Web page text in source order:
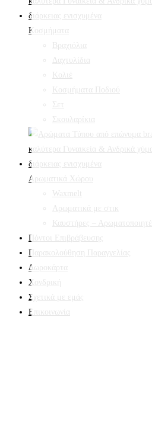
Κοσμήματα
Βραχιόλια
Δαχτυλίδια
Κολιέ
Κοσμήματα Ποδιού
Σετ
Σκουλαρίκια
Αρωματικά Χώρου
Waxmelt
Αρωματικά με στικ
Καυστήρες – Αρωματοποιητές
Πόντοι Επιβράβευσης
Παρακολούθηση Παραγγελίας
Δωροκάρτα
Χονδρική
Σχετικά με εμάς
Επικοινωνία